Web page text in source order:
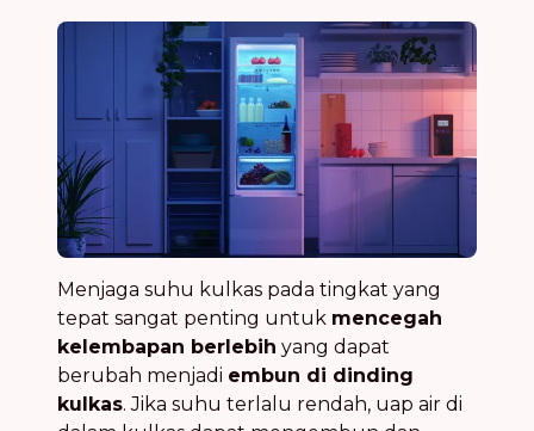
Menjaga suhu kulkas pada tingkat yang
tepat sangat penting untuk mencegah
kelembapan berlebih yang dapat
berubah menjadi embun di dinding
kulkas. Jika suhu terlalu rendah, uap air di